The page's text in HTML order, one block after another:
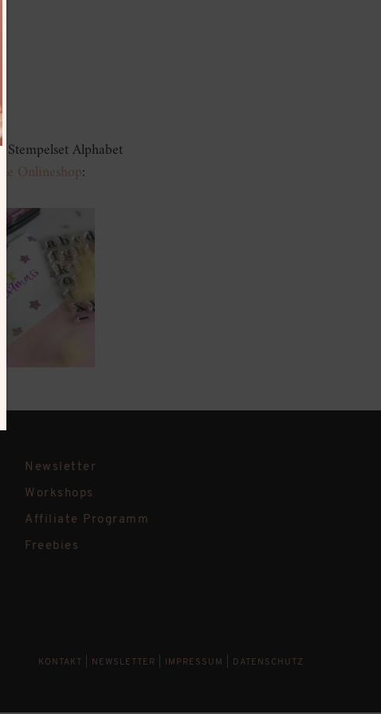
Alphabet
Onlineshop:
Newsletter
Workshops
Affiliate Programm
Freebies
KONTAKT NEWSLETTER IMPRESSUM DATENSCHUTZ